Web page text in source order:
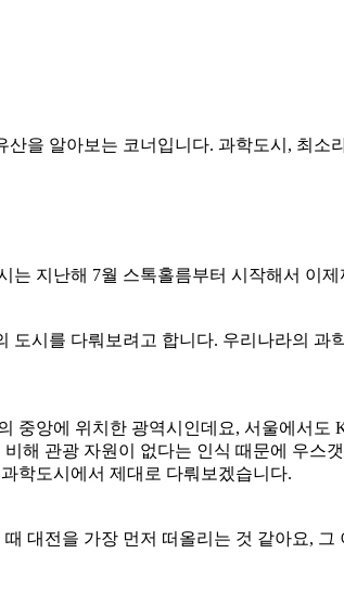
을 알아보는 코너입니다. 과학도시, 최소
지난해 7월 스톡홀름부터 시작해서 이
도시를 다뤄보려고 합니다. 우리나라의
중앙에 위치한 광역시인데요, 서울에서
해 관광 자원이 없다는 인식 때문에 우
학도시에서 제대로 다뤄보겠습니다.
대전을 가장 먼저 떠올리는 것 같아요, 그